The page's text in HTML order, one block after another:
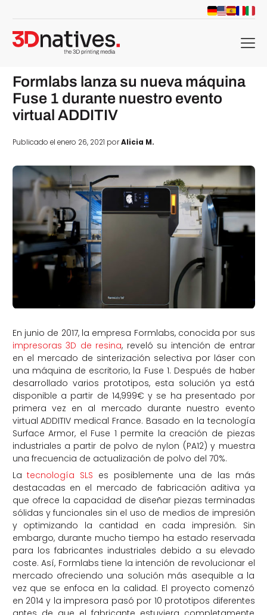
menu
Formlabs lanza su nueva máquina
Fuse 1 durante nuestro evento
virtual ADDITIV
Publicado el enero 26, 2021 porAlicia M.
En junio de 2017, la empresa Formlabs, conocida por sus
impresoras 3D de resina, reveló su intención de entrar
en el mercado de sinterización selectiva por láser con
una máquina de escritorio, la Fuse 1. Después de haber
desarrollado varios prototipos, esta solución ya está
disponible a partir de 14,999€ y se ha presentado por
primera vez en al mercado durante nuestro evento
virtual ADDITIV medical France. Basado en la tecnología
Surface Armor, el Fuse 1 permite la creación de piezas
industriales a partir de polvo de nylon (PA12) y muestra
una frecuencia de actualización de polvo del 70%.
Latecnología SLS es posiblemente una de las más
destacadas en el mercado de fabricación aditiva ya
que ofrece la capacidad de diseñar piezas terminadas
sólidas y funcionales sin el uso de medios de impresión
y optimizando la cantidad en cada impresión. Sin
embargo, durante mucho tiempo ha estado reservada
para los fabricantes industriales debido a su elevado
coste. Así, Formlabs tiene la intención de revolucionar el
mercado ofreciendo una solución más asequible a la
vez que se enfoca en la calidad. El proyecto comenzó
en 2014 y la impresora pasó por 10 prototipos diferentes